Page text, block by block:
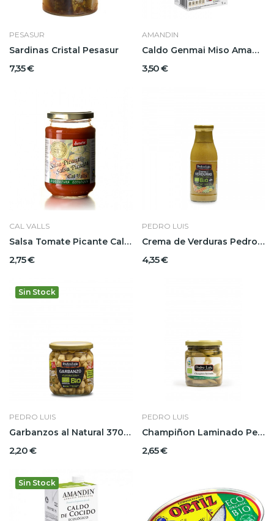
PESASUR
Sardinas Cristal Pesasur
7,35 €
AMANDIN
Caldo Genmai Miso Amandin
3,50 €
CAL VALLS
Salsa Tomate Picante Cal Valls
2,75 €
PEDRO LUIS
Crema de Verduras Pedro Luis
4,35 €
Sin Stock
PEDRO LUIS
Garbanzos al Natural 370grs Pedro Luis
2,20 €
PEDRO LUIS
Champiñon Laminado Pedro Luis
2,65 €
Sin Stock